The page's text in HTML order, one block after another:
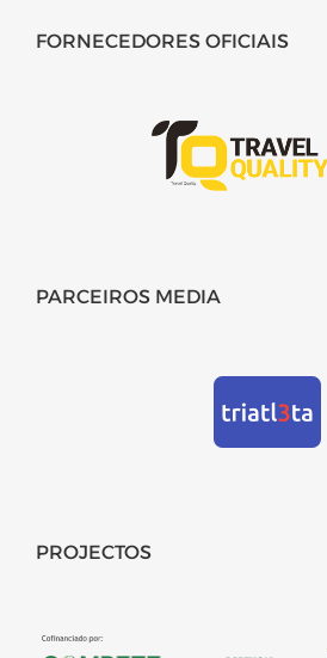
FORNECEDORES OFICIAIS
PARCEIROS MEDIA
PROJECTOS